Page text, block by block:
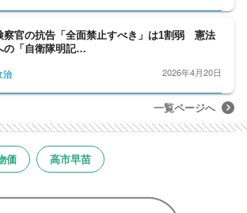
察官の抗告「全面禁止すべき」は1割弱 憲法
の「自衛隊明記…
治 2026年4月20日
一覧ページへ
価 高市早苗